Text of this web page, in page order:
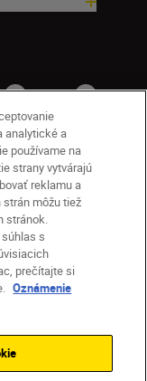
údajov
analytické a
používame na
strany vytvárajú
reklamu a
môžu tiež
stránok.
s
prečítajte si
Oznámenie